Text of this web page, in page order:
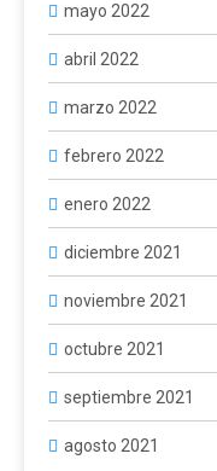
mayo 2022
abril 2022
marzo 2022
febrero 2022
enero 2022
diciembre 2021
noviembre 2021
octubre 2021
septiembre 2021
agosto 2021